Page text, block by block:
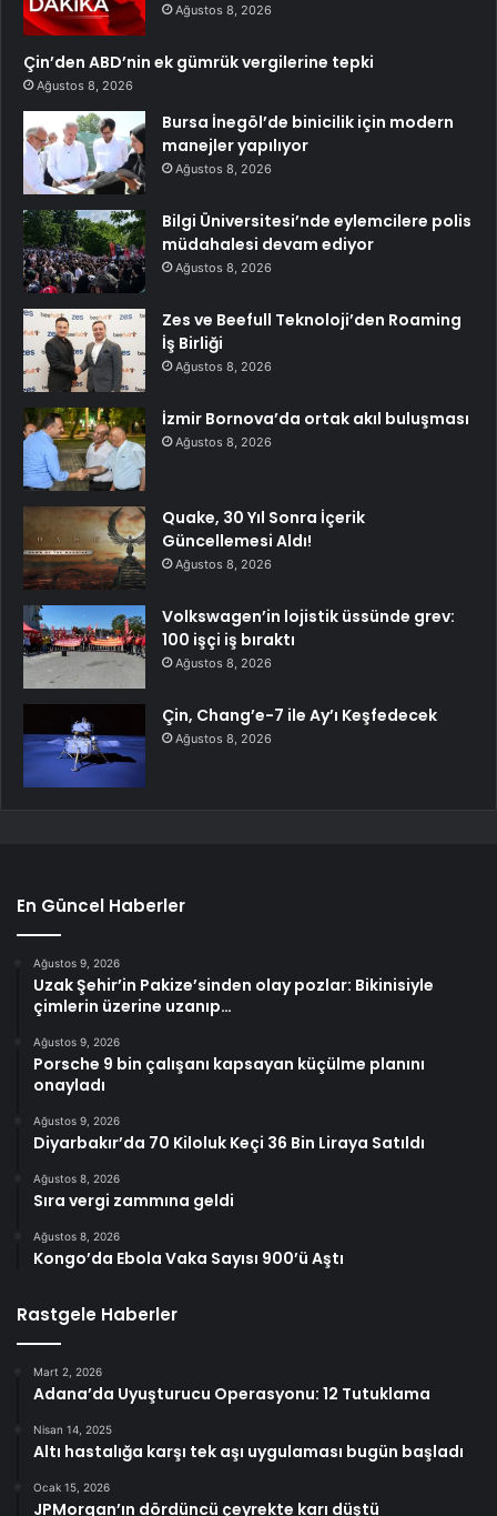
Ağustos 8, 2026
Çin’den ABD’nin ek gümrük vergilerine tepki
Ağustos 8, 2026
Bursa İnegöl’de binicilik için modern
manejler yapılıyor
Ağustos 8, 2026
Bilgi Üniversitesi’nde eylemcilere polis
müdahalesi devam ediyor
Ağustos 8, 2026
Zes ve Beefull Teknoloji’den Roaming
İş Birliği
Ağustos 8, 2026
İzmir Bornova’da ortak akıl buluşması
Ağustos 8, 2026
Quake, 30 Yıl Sonra İçerik
Güncellemesi Aldı!
Ağustos 8, 2026
Volkswagen’in lojistik üssünde grev:
100 işçi iş bıraktı
Ağustos 8, 2026
Çin, Chang’e-7 ile Ay’ı Keşfedecek
Ağustos 8, 2026
En Güncel Haberler
Ağustos 9, 2026
Uzak Şehir’in Pakize’sinden olay pozlar: Bikinisiyle
çimlerin üzerine uzanıp…
Ağustos 9, 2026
Porsche 9 bin çalışanı kapsayan küçülme planını
onayladı
Ağustos 9, 2026
Diyarbakır’da 70 Kiloluk Keçi 36 Bin Liraya Satıldı
Ağustos 8, 2026
Sıra vergi zammına geldi
Ağustos 8, 2026
Kongo’da Ebola Vaka Sayısı 900’ü Aştı
Rastgele Haberler
Mart 2, 2026
Adana’da Uyuşturucu Operasyonu: 12 Tutuklama
Nisan 14, 2025
Altı hastalığa karşı tek aşı uygulaması bugün başladı
Ocak 15, 2026
JPMorgan’ın dördüncü çeyrekte karı düştü